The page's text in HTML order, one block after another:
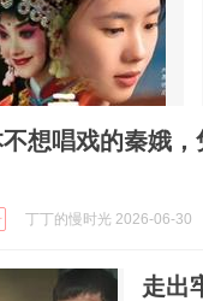
不想唱戏的秦娥
丁丁的慢时光 2026-06-30
走出